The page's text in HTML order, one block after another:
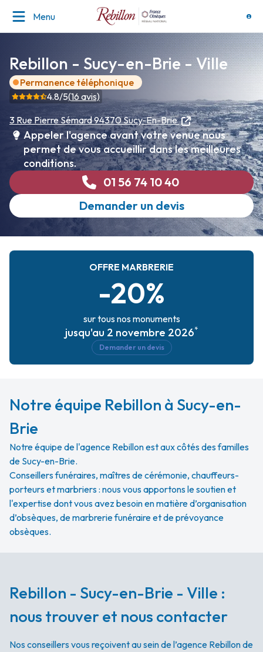
Menu
Rebillon - Sucy-en-Brie - Ville
Permanence téléphonique
4.8/5(16 avis)
3 Rue Pierre Sémard94370 Sucy-En-Brie
01 56 74 10 40
Demander un devis
Appeler l'agence avant votre venue nous
permet de vous accueillir dans les meilleures
conditions.
OFFRE MARBRERIE
-20%
sur tous nos monuments
jusqu'au 2 novembre 2026*
Demander un devis
Notre équipe Rebillon à Sucy-en-
Brie
Notre équipe de l'agence Rebillon est aux côtés des familles
de Sucy-en-Brie.
Conseillers funéraires, maîtres de cérémonie, chauffeurs-
porteurs et marbriers : nous vous apportons le soutien et
l'expertise dont vous avez besoin en matière d’organisation
d’obsèques, de marbrerie funéraire et de prévoyance
obsèques.
Rebillon - Sucy-en-Brie - Ville :
nous trouver et nous contacter
Nos conseillers vous reçoivent au sein de l’agence Rebillon de